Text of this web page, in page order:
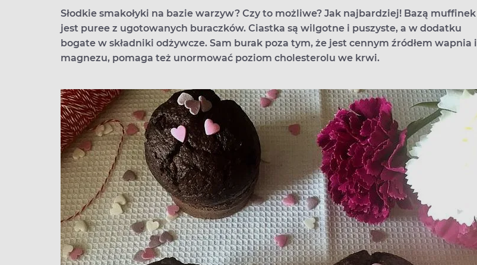
Słodkie smakołyki na bazie warzyw? Czy to możliwe? Jak najbardziej! Bazą muffinek
jest puree z ugotowanych buraczków. Ciastka są wilgotne i puszyste, a w dodatku
bogate w składniki odżywcze. Sam burak poza tym, że jest cennym źródłem wapnia i
magnezu, pomaga też unormować poziom cholesterolu we krwi.